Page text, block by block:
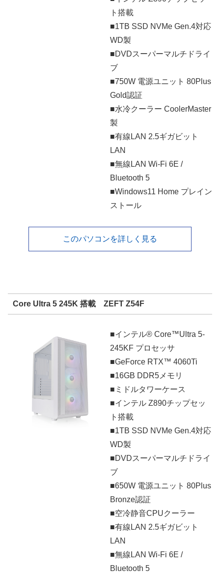
ト搭載
■1TB SSD NVMe Gen.4対応
WD製
■DVDスーパーマルチドライ
ブ
■750W 電源ユニット 80Plus
Gold認証
■水冷クーラー CoolerMaster
製
■有線LAN 2.5ギガビット
LAN
■無線LAN Wi-Fi 6E /
Bluetooth 5
■Windows11 Home プレイン
ストール
このパソコンを詳しく見る
Core Ultra 5 245K 搭載 ZEFT Z54F
■インテル® Core™Ultra 5-
245KF プロセッサ
■GeForce RTX™ 4060Ti
■16GB DDR5メモリ
■ミドルタワーケース
■インテル Z890チップセッ
ト搭載
■1TB SSD NVMe Gen.4対応
WD製
■DVDスーパーマルチドライ
ブ
■650W 電源ユニット 80Plus
Bronze認証
■空冷静音CPUクーラー
■有線LAN 2.5ギガビット
LAN
■無線LAN Wi-Fi 6E /
Bluetooth 5